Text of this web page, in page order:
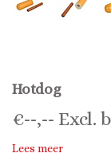
Hotdog
€--,-- Excl.
Lees meer